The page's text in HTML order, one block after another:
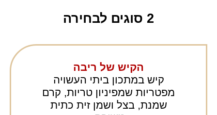
2 סוגים לבחירה
הקיש של ריבה
קיש במתכון ביתי העשויה
מפטריות שמפיניון טריות, קרם
שמנת, בצל ושמן זית כתית